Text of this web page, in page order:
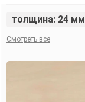
толщина: 24 мм
Смотреть все